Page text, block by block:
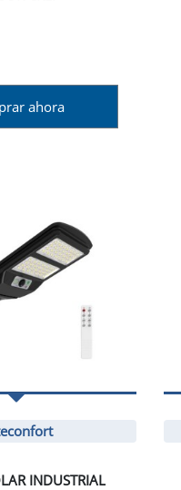
ahora
INDUSTRIAL